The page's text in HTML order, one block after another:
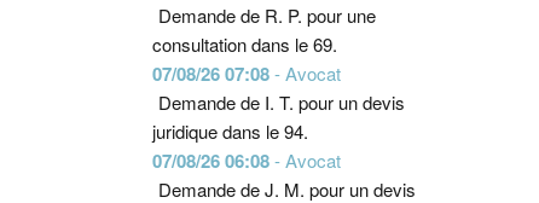
Demande de R. P. pour une
consultation dans le 69.
07/08/26 07:08- Avocat
Demande de I. T. pour un devis
juridique dans le 94.
07/08/26 06:08- Avocat
Demande de J. M. pour un devis